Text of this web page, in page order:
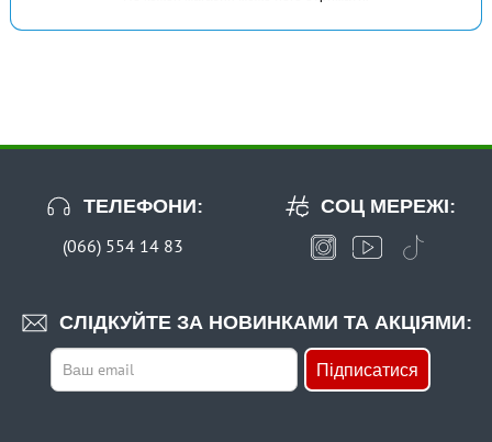
ТЕЛЕФОНИ:
(066) 554 14 83
СЛІДКУЙТЕ ЗА НОВИНКАМИ ТА АКЦІЯМИ:
Підписатися
СОЦ МЕРЕЖІ: